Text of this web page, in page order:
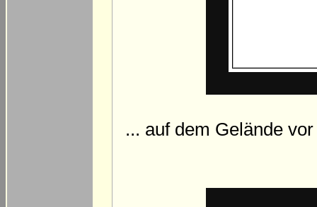
... auf dem Gelände